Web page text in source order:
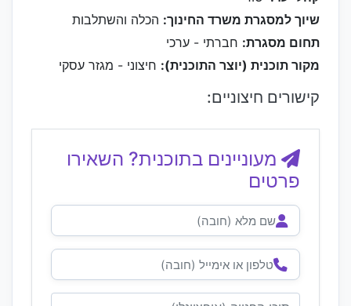
שיוך למסגרת משרד החינוך: הכלה והשתלבות
תחום מסגרת: חברתי - ערכי
מקור תוכנית (יוצר התוכנית): חיצוני - מגזר עסקי
קישורים חיצוניים:
מעוניינים בתוכנית? השאירו
פרטים